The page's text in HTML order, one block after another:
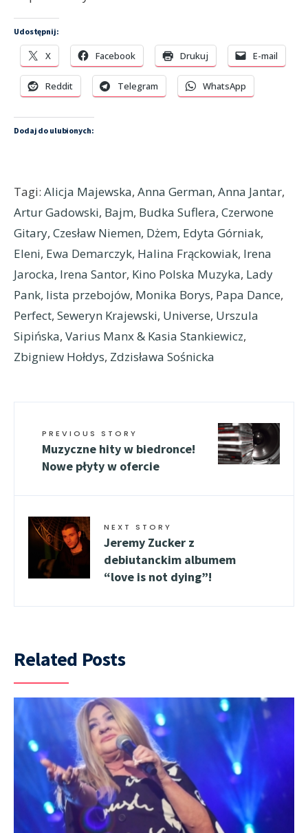
Udostępnij:
X Facebook Drukuj E-mail
Reddit Telegram WhatsApp
Dodaj do ulubionych:
Tagi: Alicja Majewska, Anna German, Anna Jantar,
Artur Gadowski, Bajm, Budka Suflera, Czerwone
Gitary, Czesław Niemen, Dżem, Edyta Górniak,
Eleni, Ewa Demarczyk, Halina Frąckowiak, Irena
Jarocka, Irena Santor, Kino Polska Muzyka, Lady
Pank, lista przebojów, Monika Borys, Papa Dance,
Perfect, Seweryn Krajewski, Universe, Urszula
Sipińska, Varius Manx & Kasia Stankiewicz,
Zbigniew Hołdys, Zdzisława Sośnicka
PREVIOUS STORY
Muzyczne hity w biedronce!
Nowe płyty w ofercie
NEXT STORY
Jeremy Zucker z
debiutanckim albumem
“love is not dying”!
Related Posts